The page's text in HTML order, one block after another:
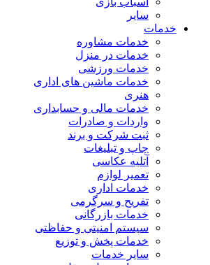
سایر
خدمات
خدمات مشاوره
خدمات در منزل
خدمات ورزشی
خدمات ماشین های اداری
هنری
خدمات مالی و حسابداری
واردات و صادرات
ثبت شرکت و برند
چاپ و تبلیغات
آتلیه عکاسی
تعمیر لوازم
خدمات اداری
تفریح و سرگرمی
خدمات بازرگانی
سیستم امنیتی و حفاظتی
خدمات پخش و توزیع
سایر خدمات